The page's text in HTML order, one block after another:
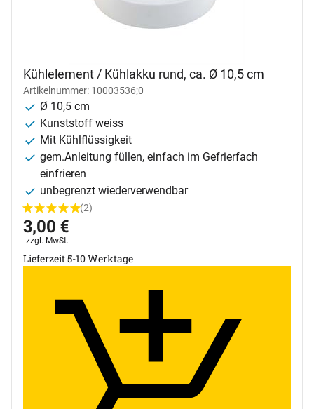
Kühlelement / Kühlakku rund, ca. Ø 10,5 cm
Artikelnummer: 10003536;0
Ø 10,5 cm
Kunststoff weiss
Mit Kühlflüssigkeit
gem.Anleitung füllen, einfach im Gefrierfach
einfrieren
unbegrenzt wiederverwendbar
Bewertung: 5 von 5 (2 Bewertungen)
2 Bewertungen
(2)
3,00 €
Steuerhinweis:
zzgl. MwSt.
Lieferzeit 5-10 Werktage